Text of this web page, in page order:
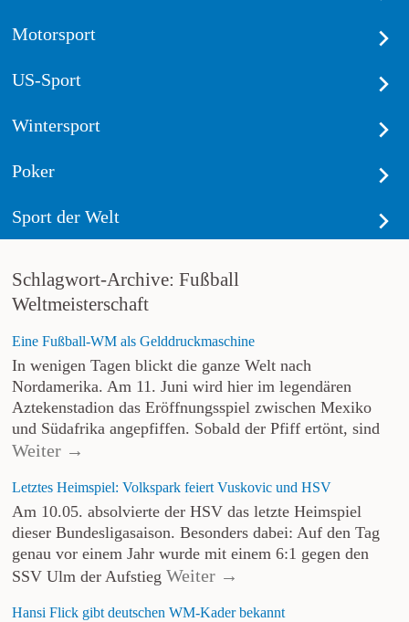
Motorsport
US-Sport
Wintersport
Poker
Sport der Welt
Schlagwort-Archive: Fußball
Weltmeisterschaft
Eine Fußball-WM als Gelddruckmaschine
In wenigen Tagen blickt die ganze Welt nach
Nordamerika. Am 11. Juni wird hier im legendären
Aztekenstadion das Eröffnungsspiel zwischen Mexiko
und Südafrika angepfiffen. Sobald der Pfiff ertönt, sind
Weiter →
Letztes Heimspiel: Volkspark feiert Vuskovic und HSV
Am 10.05. absolvierte der HSV das letzte Heimspiel
dieser Bundesligasaison. Besonders dabei: Auf den Tag
genau vor einem Jahr wurde mit einem 6:1 gegen den
SSV Ulm der Aufstieg Weiter →
Hansi Flick gibt deutschen WM-Kader bekannt